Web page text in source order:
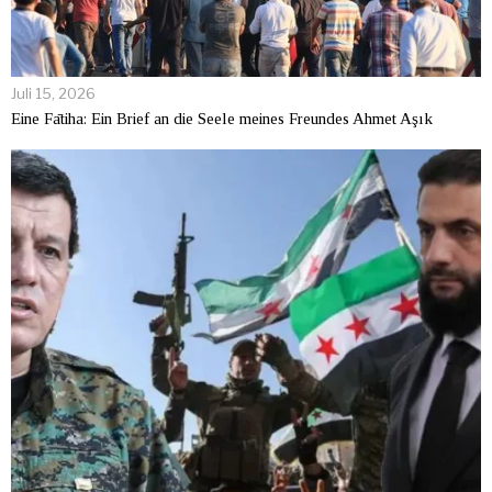
Juli 15, 2026
Eine Fātiha: Ein Brief an die Seele meines Freundes Ahmet Aşık